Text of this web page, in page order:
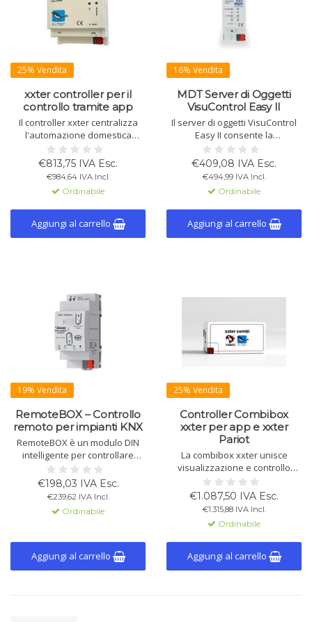
25% Vendita
xxter controller per il
controllo tramite app
Il controller xxter centralizza
l'automazione domestica
tramite un'app
energeticamente efficiente.
Controlla illuminazione, clima e
sicurezza con l'integrazione
intuitiva del KNX e rilevamento
della posizione. App disponibile
per iOS e Android.
€813,75 IVA Esc.
€984,64 IVA Incl.
Ordinabile
Aggiungi al carrello
16% Vendita
MDT Server di Oggetti
VisuControl Easy II
Il server di oggetti VisuControl
Easy II consente la
visualizzazione e il controllo
delle funzioni KNX come
illuminazione, temperatura,
scene e altro tramite un'app
gratuita. Fino a 200 funzioni,
supporta VPN, telecamere IP e
KNX Secure, facile da configu
€409,08 IVA Esc.
€494,99 IVA Incl.
Ordinabile
Aggiungi al carrello
19% Vendita
RemoteBOX – Controllo
remoto per impianti KNX
RemoteBOX è un modulo DIN
intelligente per controllare
l’impianto KNX via app: luci,
clima, tende e altro. Fino a 180
funzioni. Configurazione ETS
richiesta da programmatore o
integratore KNX.
€198,03 IVA Esc.
€239,62 IVA Incl.
Ordinabile
Aggiungi al carrello
25% Vendita
Controller Combibox
xxter per app e xxter
Pariot
La combibox xxter unisce
visualizzazione e controllo
vocale. Gestisci facilmente i
dispositivi con un’interfaccia
intuitiva e un software
efficiente.
€1.087,50 IVA Esc.
€1.315,88 IVA Incl.
Ordinabile
Aggiungi al carrello